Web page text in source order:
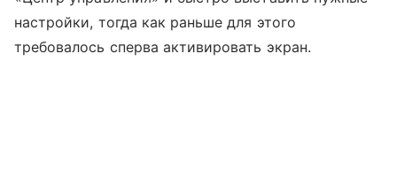
настройки, тогда как раньше для этого
требовалось сперва активировать экран.